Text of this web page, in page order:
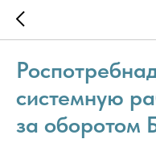
системную
за оборотом